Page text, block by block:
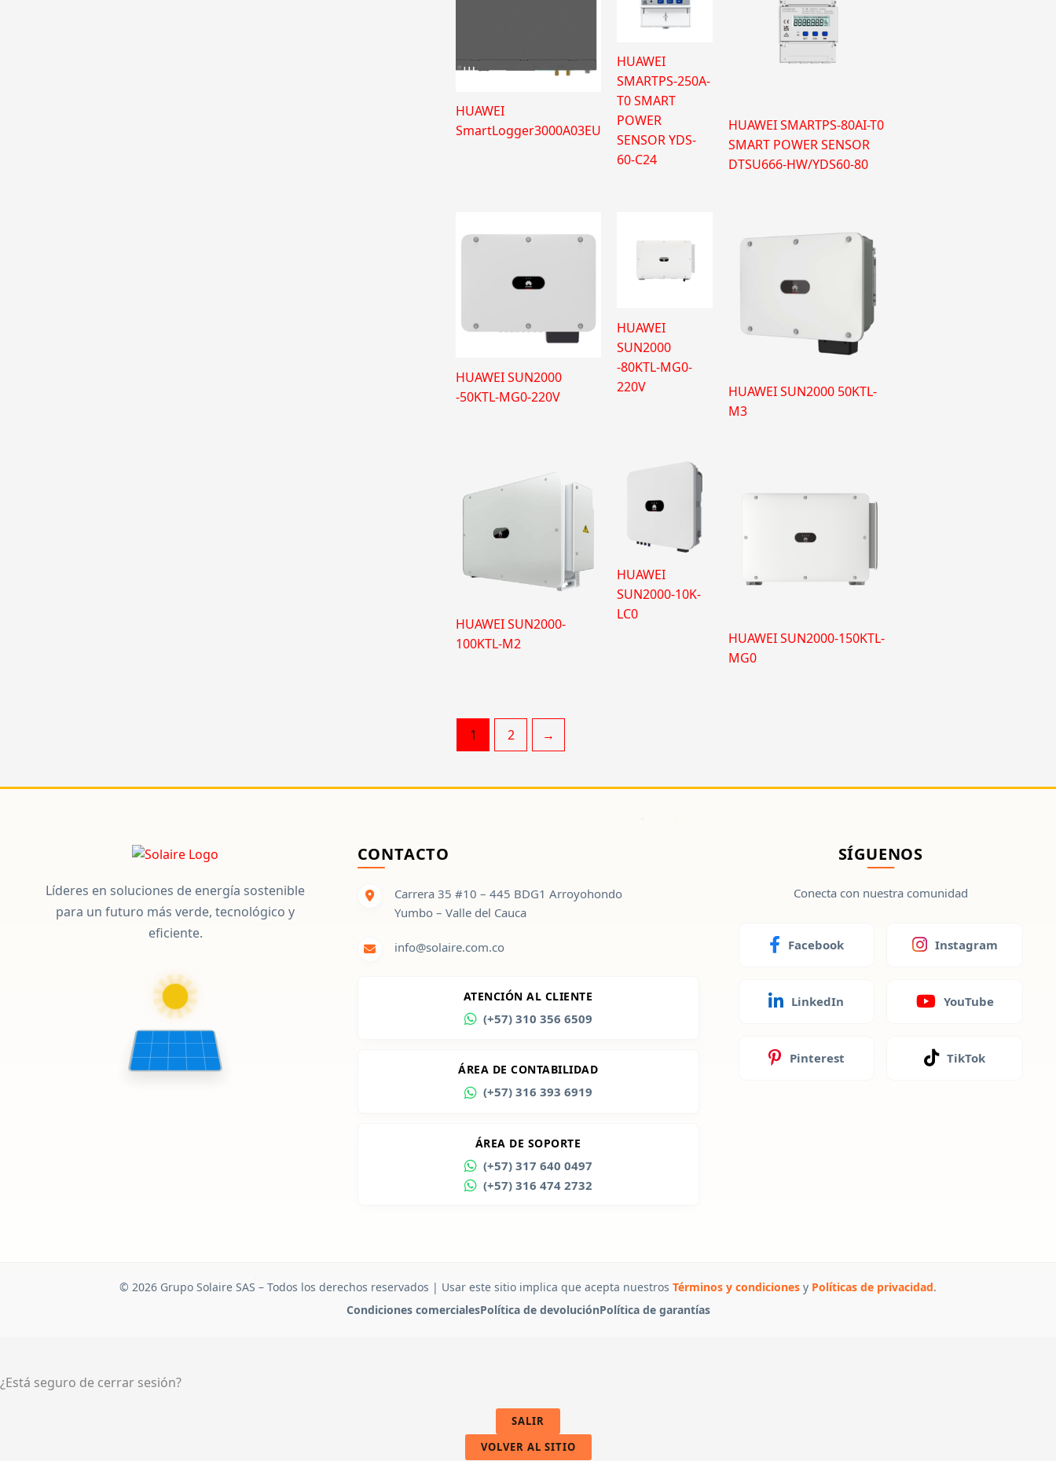
HUAWEI
SmartLogger3000A03EU
HUAWEI
SMARTPS-250A-
T0 SMART
POWER
SENSOR YDS-
60-C24
HUAWEI SMARTPS-80AI-T0
SMART POWER SENSOR
DTSU666-HW/YDS60-80
HUAWEI SUN2000
-50KTL-MG0-220V
HUAWEI
SUN2000
-80KTL-MG0-
220V
HUAWEI SUN2000 50KTL-
M3
HUAWEI SUN2000-
100KTL-M2
HUAWEI
SUN2000-10K-
LC0
HUAWEI SUN2000-150KTL-
MG0
1 2 →
Líderes en soluciones de energía sostenible
para un futuro más verde, tecnológico y
eficiente.
CONTACTO
Carrera 35 #10 – 445 BDG1 Arroyohondo
Yumbo – Valle del Cauca
info@solaire.com.co
ATENCIÓN AL CLIENTE
(+57) 310 356 6509
ÁREA DE CONTABILIDAD
(+57) 316 393 6919
ÁREA DE SOPORTE
(+57) 317 640 0497
(+57) 316 474 2732
SÍGUENOS
Conecta con nuestra comunidad
Facebook Instagram
LinkedIn YouTube
Pinterest TikTok
© 2026 Grupo Solaire SAS – Todos los derechos reservados | Usar este sitio implica que acepta nuestros Términos y condiciones y Políticas de privacidad.
Condiciones comercialesPolítica de devoluciónPolítica de garantías
¿Está seguro de cerrar sesión?
SALIR
VOLVER AL SITIO